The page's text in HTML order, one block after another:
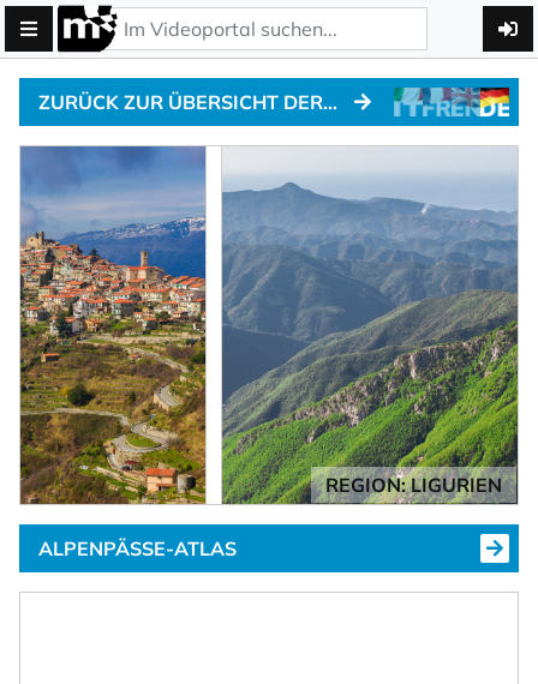
ZURÜCK ZUR ÜBERSICHT DER ALPENPÄSSE
REGION: LIGURIEN
ALPENPÄSSE-ATLAS